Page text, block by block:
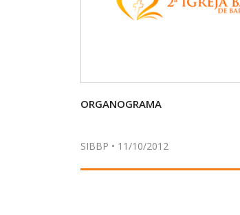
ORGANOGRAMA
SIBBP • 11/10/2012